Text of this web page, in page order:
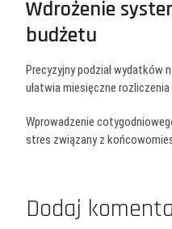
Wdrożenie
budżetu
Precyzyjny podział
ułatwia miesięczne
Wprowadzenie
stres związany z
Dodaj